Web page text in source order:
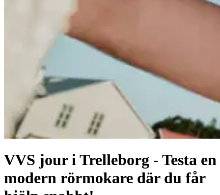
VVS jour i Trelleborg - Testa en
modern rörmokare där du får